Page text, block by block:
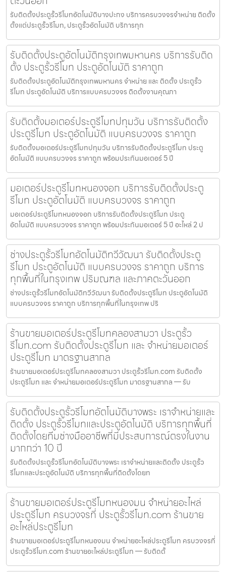
รับติดตั้งประตูรั้วรีโมทอัตโนมัติบางปะกง บริการครบวงจรจำหน่าย ติดตั้ง
ตั้งแต่ประตูรั้วรีโมท, ประตูรั้วอัตโนมัติ บริการทุก
รับติดตั้งประตูอัตโนมัติกรุงเทพมหานคร บริการรับติด
ตั้ง ประตูรั้วรีโมท ประตูอัตโนมัติ ราคาถูก
รับติดตั้งประตูอัตโนมัติกรุงเทพมหานคร จำหน่าย และ ติดตั้ง ประตูรั้ว
รีโมท ประตูอัตโนมัติ บริการแบบครบวงจร ติดตั้งงานคุณภา
รับติดตั้งมอเตอร์ประตูรีโมทปทุมวัน บริการรับติดตั้ง
ประตูรีโมท ประตูอัตโนมัติ แบบครบวงจร ราคาถูก
รับติดตั้งมอเตอร์ประตูรีโมทปทุมวัน บริการรับติดตั้งประตูรีโมท ประตู
อัตโนมัติ แบบครบวงจร ราคาถูก พร้อมประกันมอเตอร์ 5 ปี
มอเตอร์ประตูรีโมทหนองจอก บริการรับติดตั้งประตู
รีโมท ประตูอัตโนมัติ แบบครบวงจร ราคาถูก
มอเตอร์ประตูรีโมทหนองจอก บริการรับติดตั้งประตูรีโมท ประตู
อัตโนมัติ แบบครบวงจร ราคาถูก พร้อมประกันมอเตอร์ 5 ปี อะไหล่ 2 ป
ช่างประตูรั้วรีโมทอัตโนมัติทวีวัฒนา รับติดตั้งประตู
รีโมท ประตูอัตโนมัติ แบบครบวงจร ราคาถูก บริการ
ทุกพื้นที่ในกรุงเทพ ปริมณฑล และภาคตะวันออก
ช่างประตูรั้วรีโมทอัตโนมัติทวีวัฒนา รับติดตั้งประตูรีโมท ประตูอัตโนมัติ
แบบครบวงจร ราคาถูก บริการทุกพื้นที่ในกรุงเทพ ปริ
ร้านขายมอเตอร์ประตูรีโมทคลองสามวา ประตูรั้ว
รีโมท.com รับติดตั้งประตูรีโมท และ จำหน่ายมอเตอร์
ประตูรีโมท มาตรฐานสากล
ร้านขายมอเตอร์ประตูรีโมทคลองสามวา ประตูรั้วรีโมท.com รับติดตั้ง
ประตูรีโมท และ จำหน่ายมอเตอร์ประตูรีโมท มาตรฐานสากล — รับ
รับติดตั้งประตูรั้วรีโมทอัตโนมัติบางพระ เราจำหน่ายและ
ติดตั้ง ประตูรั้วรีโมทและประตูอัตโนมัติ บริการทุกพื้นที่
ติดตั้งโดยทีมช่างมืออาชีพที่มีประสบการณ์ตรงในงาน
มากกว่า 10 ปี
รับติดตั้งประตูรั้วรีโมทอัตโนมัติบางพระ เราจำหน่ายและติดตั้ง ประตูรั้ว
รีโมทและประตูอัตโนมัติ บริการทุกพื้นที่ติดตั้งโดยท
ร้านขายมอเตอร์ประตูรีโมทหนองมน จำหน่ายอะไหล่
ประตูรีโมท ครบวงจรที่ ประตูรั้วรีโมท.com ร้านขาย
อะไหล่ประตูรีโมท
ร้านขายมอเตอร์ประตูรีโมทหนองมน จำหน่ายอะไหล่ประตูรีโมท ครบวงจรที่
ประตูรั้วรีโมท.com ร้านขายอะไหล่ประตูรีโมท — รับติดตั้